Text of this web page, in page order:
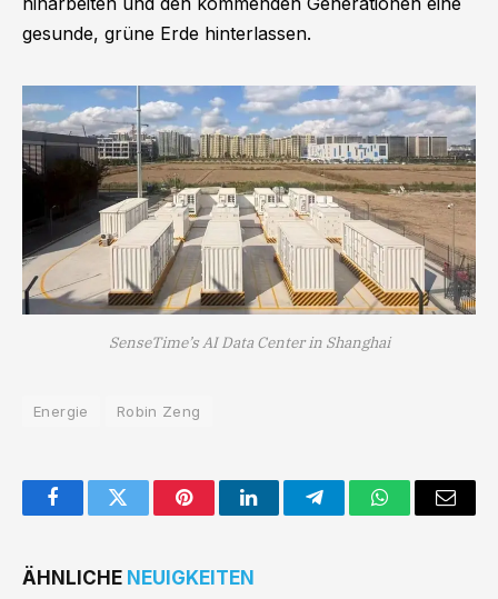
gesunde, grüne Erde hinterlassen.
SenseTime’s AI Data Center in Shanghai
Energie Robin Zeng
FacebookTwitter PinterestLinkedInTelegramWhatsAppEmail
ÄHNLICHE NEUIGKEITEN